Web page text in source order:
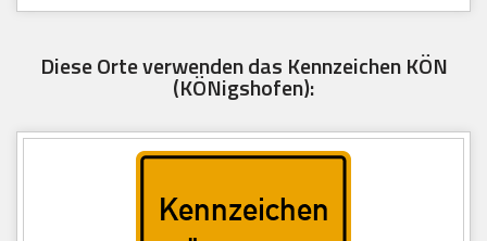
Diese Orte verwenden das Kennzeichen KÖN
(KÖNigshofen):